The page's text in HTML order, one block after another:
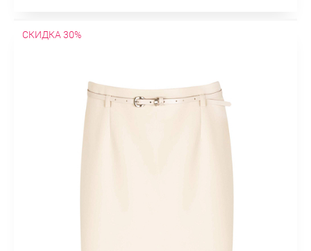
СКИДКА 30%